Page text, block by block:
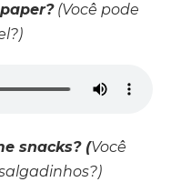
(Você pode
snacks? (Você